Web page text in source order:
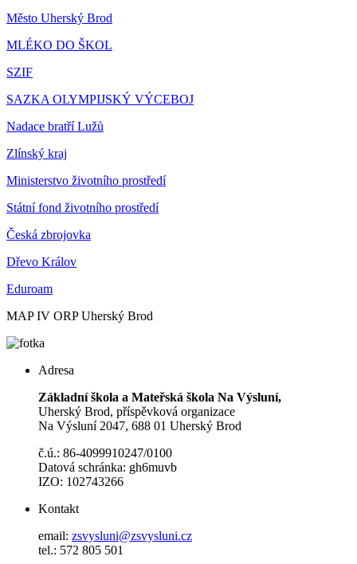
Město Uherský Brod
MLÉKO DO ŠKOL
SZIF
SAZKA OLYMPIJSKÝ VÝCEBOJ
Nadace bratří Lužů
Zlínský kraj
Ministerstvo životního prostředí
Státní fond životního prostředí
Česká zbrojovka
Dřevo Králov
Eduroam
MAP IV ORP Uherský Brod
Adresa
Základní škola a Mateřská škola Na Výsluní,
Uherský Brod, příspěvková organizace
Na Výsluní 2047, 688 01 Uherský Brod
č.ú.: 86-4099910247/0100
Datová schránka: gh6muvb
IZO: 102743266
Kontakt
email: zsvysluni@zsvysluni.cz
tel.: 572 805 501